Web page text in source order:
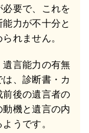
要で、これを
力が不十分と
れません。
遺言能力の有無
、診断書・カ
前後の遺言者の
機と遺言の内
うです。